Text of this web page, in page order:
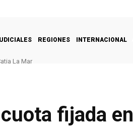
REGIONES INTERNACIONAL
La Mar
fijada en